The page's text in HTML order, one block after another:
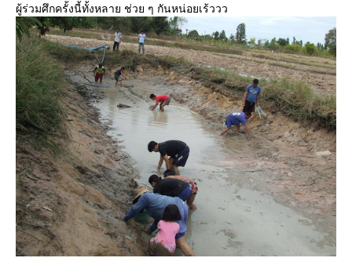
ผู้ร่วมศึกครั้งนี้ทั้งหลาย ช่วย ๆ กันหน่อยเร้ววว